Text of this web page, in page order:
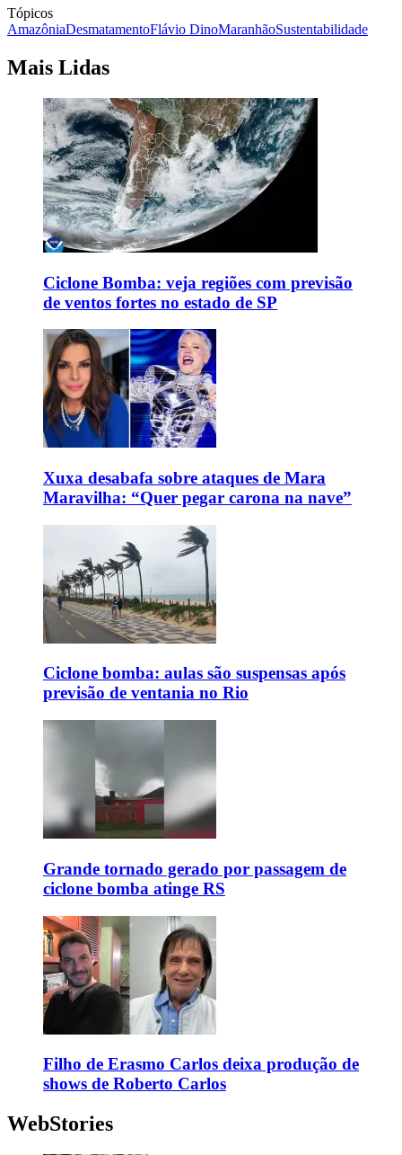
Tópicos
AmazôniaDesmatamentoFlávio DinoMaranhãoSustentabilidade
Mais Lidas
Ciclone Bomba: veja regiões com previsão
de ventos fortes no estado de SP
Xuxa desabafa sobre ataques de Mara
Maravilha: “Quer pegar carona na nave”
Ciclone bomba: aulas são suspensas após
previsão de ventania no Rio
Grande tornado gerado por passagem de
ciclone bomba atinge RS
Filho de Erasmo Carlos deixa produção de
shows de Roberto Carlos
WebStories